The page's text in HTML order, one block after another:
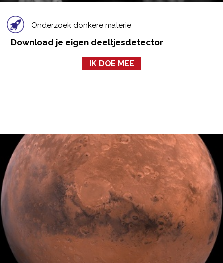
Onderzoek donkere materie
Download je eigen deeltjesdetector
IK DOE MEE